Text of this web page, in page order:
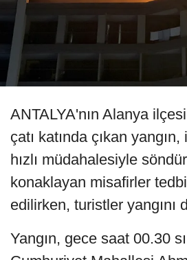
ANTALYA'nın Alanya
çatı katında çıkan
hızlı müdahalesiyle
konaklayan misafirler
edilirken, turistler yangını
Yangın, gece saat 00.30